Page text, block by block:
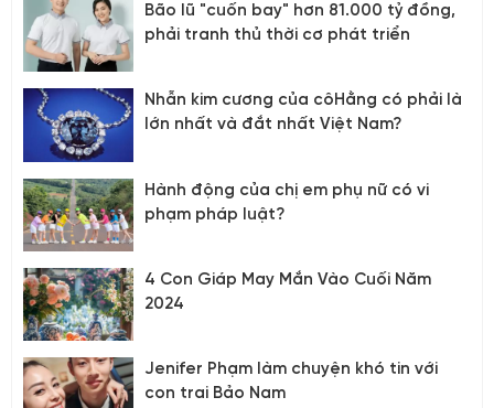
Bão lũ "cuốn bay" hơn 81.000 tỷ đồng,
phải tranh thủ thời cơ phát triển
Nhẫn kim cương của côHằng có phải là
lớn nhất và đắt nhất Việt Nam?
Hành động của chị em phụ nữ có vi
phạm pháp luật?
4 Con Giáp May Mắn Vào Cuối Năm
2024
Jenifer Phạm làm chuyện khó tin với
con trai Bảo Nam